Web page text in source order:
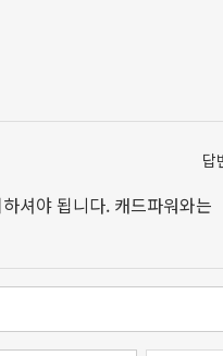
답
셔야 됩니다. 캐드파워와는